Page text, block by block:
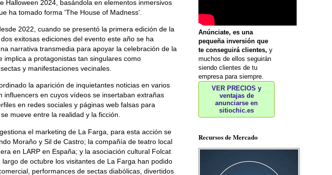
Halloween 2024, basándola en elementos inmersivos
ha tomado forma 'The House of Madness'.
2022, cuando se presentó la primera edición de la
exitosas ediciones del evento este año se ha
narrativa transmedia para apoyar la celebración de la
a protagonistas tan singulares como
y manifestaciones vecinales.
la aparición de inquietantes noticias en varios
influencers en cuyos vídeos se insertaban extrañas
en redes sociales y páginas web falsas para
mueve entre la realidad y la ficción.
el marketing de La Farga, para esta acción se
Moraño y Sil de Castro; la compañía de teatro local
en LARP en España; y la asociación cultural Folcat
de octubre los visitantes de La Farga han podido
performances de sectas diabólicas, divertidos
Anúnciate, es una
pequeña inversión que
te conseguirá clientes, y
muchos de ellos seguirán
siendo clientes de tu
empresa para siempre.
VER PRECIOS y
ventajas de
anunciarse en
sitiochic.es
Recursos de Mercado